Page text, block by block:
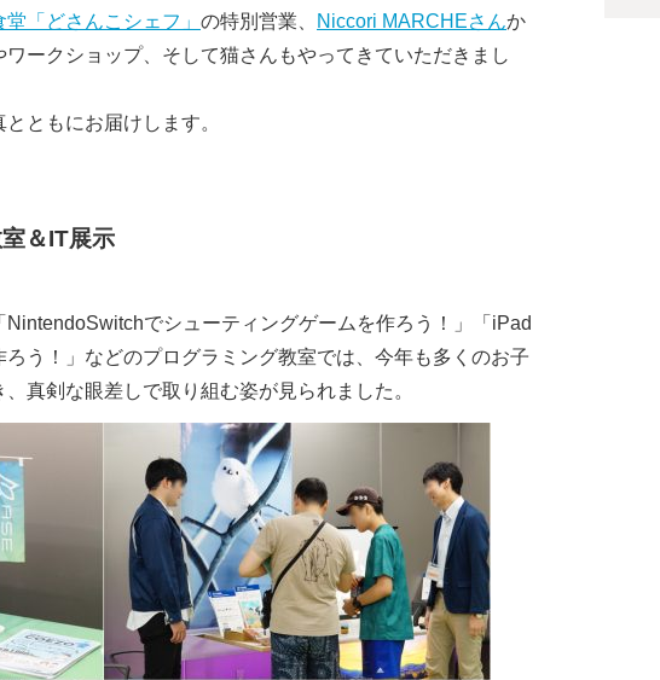
堂「どさんこシェフ」 の特別営業、 Niccori MARCHEさんか
ークショップ、そして猫さんもやってきていただきまし
ともにお届けします。
＆IT展示
NintendoSwitchでシューティングゲームを作ろう！」「iPad
う！」などのプログラミング教室では、今年も多くのお子
真剣な眼差しで取り組む姿が見られました。